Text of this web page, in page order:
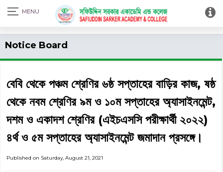
Print Admit Card
Notice Board
বেবি থেকে পঞ্চম শ্রেণির ৬ষ্ঠ সপ্তাহের বাড়ির কাজ, ষষ্ঠ
থেকে নবম শ্রেণির ৯ম ও ১০ম সপ্তাহের অ্যাসাইনমেন্ট,
দশম ও একাদশ শ্রেণির (এইচএসসি পরীক্ষার্থী ২০২২)
৪র্থ ও ৫ম সপ্তাহের অ্যাসাইনমেন্ট জমাদান প্রসঙ্গে।
Published on Saturday, August 21, 2021